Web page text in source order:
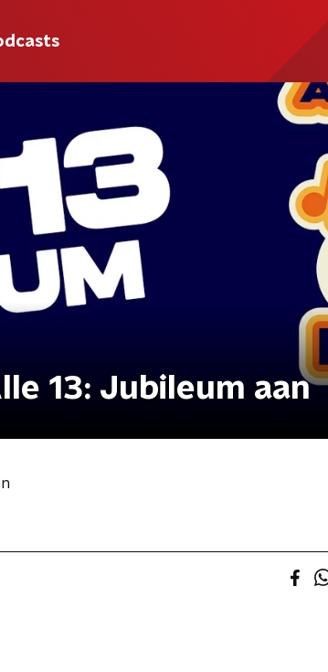
13: Jubileum aan